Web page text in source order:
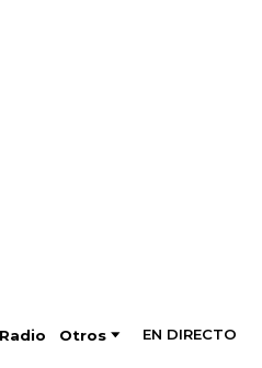
Radio Otros EN DIRECTO